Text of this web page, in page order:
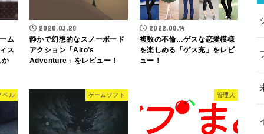
ム
ス
か
2020.03.28
静かで幻想的なスノーボード
アクション「Alto’s
Adventure」をレビュー！
2022.08.14
複数の不倫…ゲスな恋愛模様
を楽しめる「ゲス充」をレビ
ュー！
ベル ゲームソフト 管理人